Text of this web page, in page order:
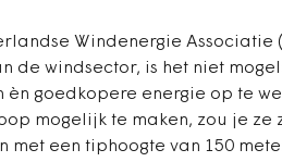
Windenergie Associatie
de windsector, is het niet
goedkopere energie op te
mogelijk te maken, zou je ze
met een tiphoogte van 150